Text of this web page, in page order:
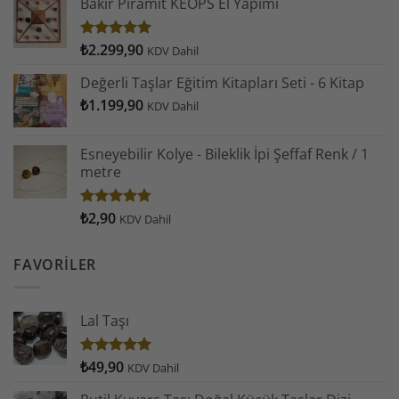
5 üzerinden
aldı
₺2.299,90 KDV Dahil
Değerli Taşlar Eğitim Kitapları Seti - 6 Kitap
₺1.199,90 KDV Dahil
Esneyebilir Kolye - Bileklik İpi Şeffaf Renk / 1
metre
5
aldı
₺2,90 KDV Dahil
FAVORILER
Lal Taşı
5 üzerinden
5.00oy
aldı
₺49,90 KDV Dahil